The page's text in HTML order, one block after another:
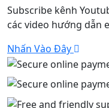
Subscribe kênh
các video hướng dẫn
Nhấn Vào Đây